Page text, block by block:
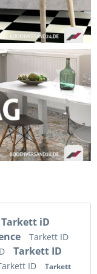
erhähltlich bei
Tarkett iD
Tarkett ID
Tarkett ID
ID
Tarkett